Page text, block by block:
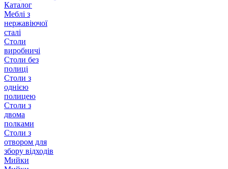
Каталог
Меблі з
нержавіючої
сталі
Столи
виробничі
Столи без
полиці
Столи з
однією
полицею
Столи з
двома
полками
Столи з
отвором для
збору відходів
Мийки